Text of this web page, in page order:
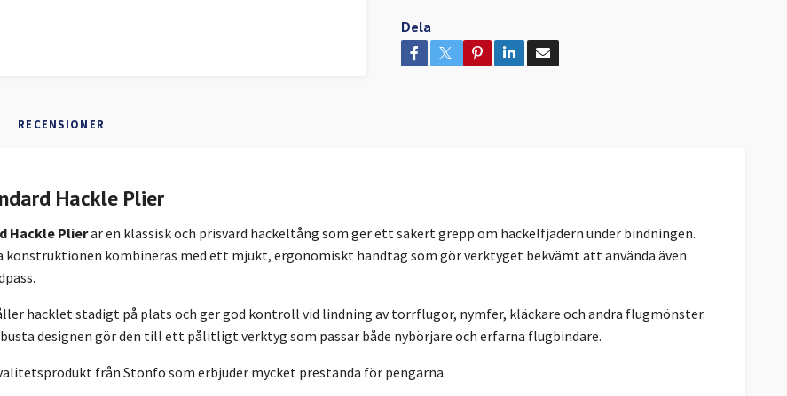
Dela
RECENSIONER
Hackle Plier
Hackle Plierär en klassisk och prisvärd hackeltång som ger ett säkert grepp om hackelfjädern under bindningen.
konstruktionen kombineras med ett mjukt, ergonomiskt handtag som gör verktyget bekvämt att använda även
hacklet stadigt på plats och ger god kontroll vid lindning av torrflugor, nymfer, kläckare och andra flugmönster.
designen gör den till ett pålitligt verktyg som passar både nybörjare och erfarna flugbindare.
från Stonfo som erbjuder mycket prestanda för pengarna.